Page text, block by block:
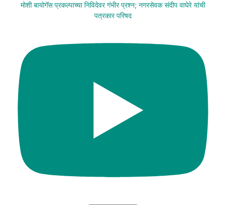
मोशी बायोगॅस प्रकल्पाच्या निविदेवर गंभीर प्रश्न; नगरसेवक संदीप वाघेरे यांची
पत्रकार परिषद